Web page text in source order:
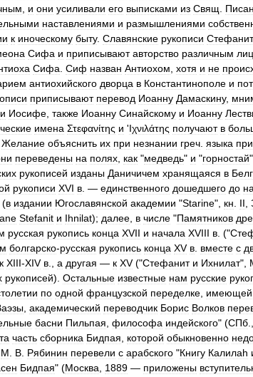
и они усиливали его выписками из Свящ
наставлениями и размышлениями
к иноческому быту. Славянские рукописи
Сифа и приписывают авторство различным
Сифа Сиф назван Антиохом хотя и не
антиохийского дворца в Константинополе и
приписывают перевод Иоанну Дамаскину,
и Иосифе также Иоанну Синайскому и Иоанну
имена Στεφανίτης и 'Ιχνιλάτης получают в
Желание объяснить их при незнании греч языка
переведены на полях как "медведь" и "горностай",
рукописей изданы Даничичем хранящаяся в
рукописи XVI в . — единственного дошедшего до
(в издании Югославянской академии "Starine", кн II
Stefanit и Ihnilat); далее в числе "Памятников
русская рукопись конца XVII и начала XVIII в . ("
болгарско-русская рукопись конца XV в вместе с
к XIII-XIV в а другая — к XV("Стефанит и Ихнилат",
рукописей). Остальные известные нам русские
по одной французской переделке имеющей
академический переводчик Борис Волков
басни Пильпая философа индейского" (СПб
та часть сборника Бидпая которой обыкновенно
М В Рябинин перевели с арабского "Книгу Калилаh
Бидпая" (Москва 1889 — приложены